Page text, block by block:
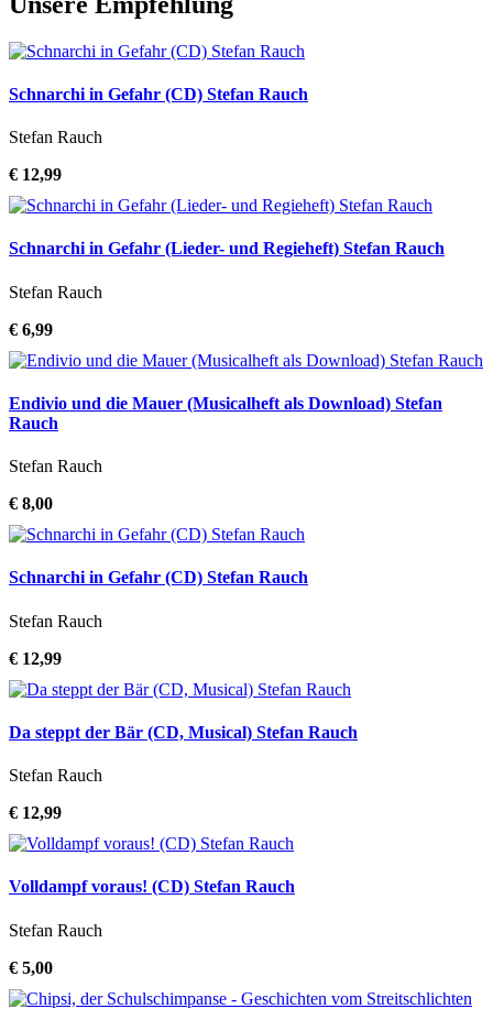
Schnarchi in Gefahr (CD) Stefan Rauch
Stefan Rauch
€ 12,99
Schnarchi in Gefahr (Lieder- und Regieheft) Stefan Rauch
Stefan Rauch
€ 6,99
Endivio und die Mauer (Musicalheft als Download) Stefan
Rauch
Stefan Rauch
€ 8,00
Schnarchi in Gefahr (CD) Stefan Rauch
Stefan Rauch
€ 12,99
Da steppt der Bär (CD, Musical) Stefan Rauch
Stefan Rauch
€ 12,99
Volldampf voraus! (CD) Stefan Rauch
Stefan Rauch
€ 5,00